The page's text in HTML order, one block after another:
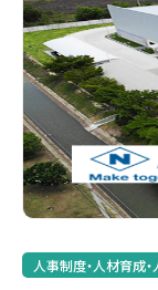
人事制度・人材育成